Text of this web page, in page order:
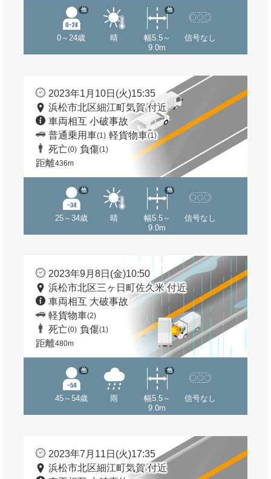
0～24歳
他
晴
幅5.5～
9.0m
他
信号なし
2023年1月10日(火)15:35
浜松市北区細江町気賀 付近
車両相互 小破事故
普通乗用車(1) 軽貨物車(1)
死亡(0) 負傷(1)
距離436m
25～34歳
他
晴
幅5.5～
9.0m
他
信号なし
2023年9月8日(金)10:50
浜松市北区三ヶ日町佐久米 付近
車両相互 大破事故
軽貨物車(2)
死亡(0) 負傷(1)
距離480m
45～54歳
他
雨
幅5.5～
9.0m
他
信号なし
2023年7月11日(火)17:35
浜松市北区細江町気賀 付近